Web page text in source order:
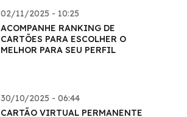
02/11/2025 - 10:25
ACOMPANHE RANKING DE
CARTÕES PARA ESCOLHER O
MELHOR PARA SEU PERFIL
30/10/2025 - 06:44
CARTÃO VIRTUAL PERMANENTE